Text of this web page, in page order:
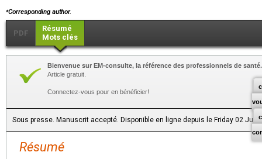
⁎Corresponding author.
PDF
Résumé
Mots clés
Bienvenue sur EM-consulte, la référence des professionnels de santé.
Article gratuit.
Connectez-vous pour en bénéficier!
Sous presse. Manuscrit accepté. Disponible en ligne depuis le Friday 02
Résumé